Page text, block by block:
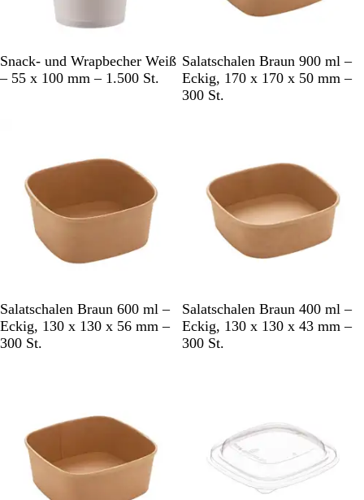
W
e
Snack- und Wrapbecher Weiß
– 55 x 100 mm – 1.500 St.
B
r
a
Salatschalen Braun 900 ml –
Eckig, 170 x 170 x 50 mm –
300 St.
B
r
a
Salatschalen Braun 600 ml –
Eckig, 130 x 130 x 56 mm –
300 St.
B
r
a
Salatschalen Braun 400 ml –
Eckig, 130 x 130 x 43 mm –
300 St.